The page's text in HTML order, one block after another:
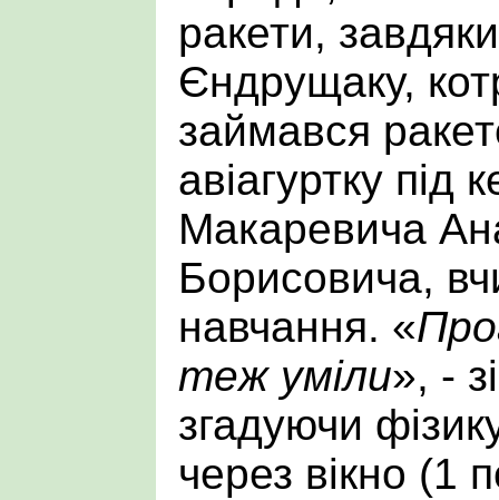
ракети,
Єндрущаку,
займався
авіагуртку під
Макаревича
Борисовича,
навчання. «
теж уміли», -
згадуючи
через вікно (1